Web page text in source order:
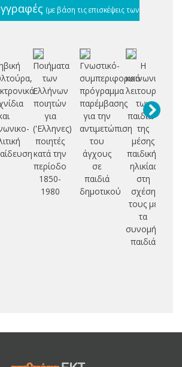
(με βάση τις επισκέψεις των
Ποιήματα
των
Ελλήνων
ποιητών
για
('Ελληνες)
ποιητές
κατά την
περίοδο
1850-
1980
Γνωστικό-
συμπεριφορικό
πρόγραμμα
παρέμβασης
για την
αντιμετώπιση
του
άγχους
σε
παιδιά
δημοτικού
Η
κοινωνική
των
παιδιών
της
μέσης
παιδικής
ηλικίας
στη
σχέση
τους με
τα
συνομήλικα
παιδιά